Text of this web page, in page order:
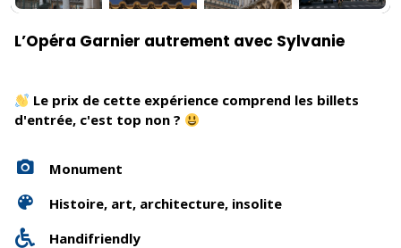
L’Opéra Garnier autrement avec Sylvanie
Le prix de cette expérience comprend les billets
d'entrée, c'est top non ?
Monument
Histoire, art, architecture, insolite
Handifriendly